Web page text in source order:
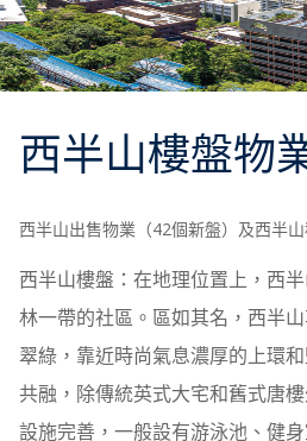
西半山樓盤物
西半山出售物業（42個新盤）及西半山
西半山樓盤：在地理位置上，西
林一帶的社區。區如其名，西半
翠綠，靠近時尚氣息濃厚的上環
共融，除傳統英式大宅和舊式唐
設施完善，一般設有游泳池、健